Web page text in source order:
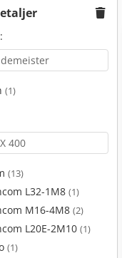
(1)
(13)
L32-1M8 (1)
M16-4M8 (2)
L20E-2M10 (1)
(1)